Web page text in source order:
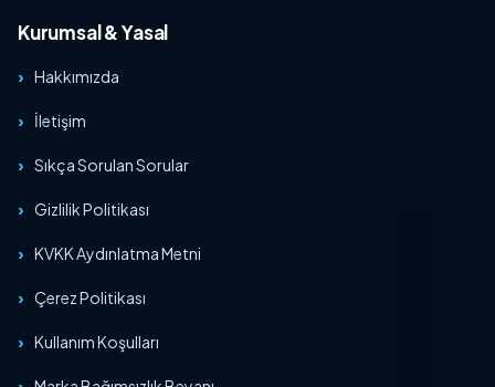
Kurumsal & Yasal
Hakkımızda
İletişim
Sıkça Sorulan Sorular
Gizlilik Politikası
KVKK Aydınlatma Metni
Çerez Politikası
Kullanım Koşulları